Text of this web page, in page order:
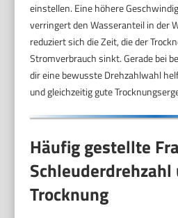
einstellen. Eine höhere
verringert den Wasseranteil in der
reduziert sich die Zeit, die der
Stromverbrauch sinkt. Gerade bei
dir eine bewusste Drehzahlwahl
und gleichzeitig gute
Häufig gestellte
Schleuderdrehzahl
Trocknung